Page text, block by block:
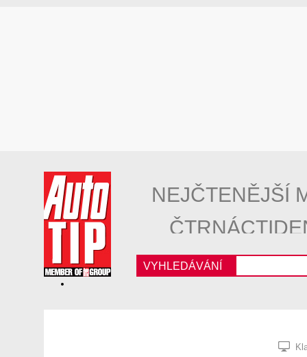
NEJČTENĚJŠÍ
VYHLEDÁVÁNÍ